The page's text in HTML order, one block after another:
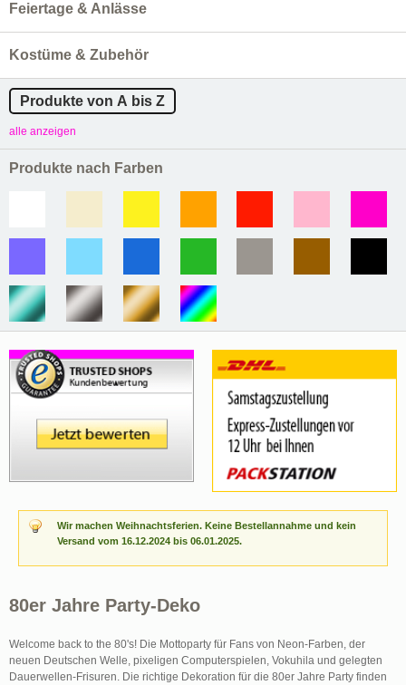
Wir machen Weihnachtsferien. Keine Bestellannahme und kein
Versand vom 16.12.2024 bis 06.01.2025.
80er Jahre Party-Deko
Welcome back to the 80's! Die Mottoparty für Fans von Neon-Farben, der
neuen Deutschen Welle, pixeligen Computerspielen, Vokuhila und gelegten
Dauerwellen-Frisuren. Die richtige Dekoration für die 80er Jahre Party finden
Feiertage & Anlässe
Kostüme & Zubehör
Produkte von A bis Z
alle anzeigen
Produkte nach Farben